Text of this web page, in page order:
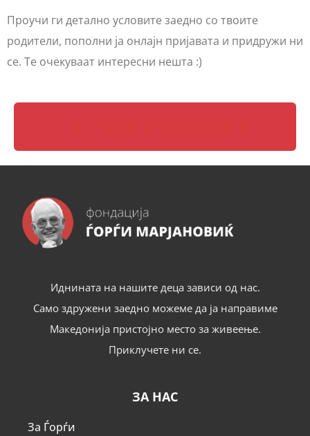
Проучи ги детално условите заедно со твоите
родители, пополни ја онлајн пријавата и придружи ни
се. Те очекуваат интересни нешта :)
Иднината на нашите деца зависи од нас.
Само здружени заедно можеме да ја направиме
Македонија пристојно место за живеење.
Приклучете ни се.
ЗА НАС
За Ѓорѓи